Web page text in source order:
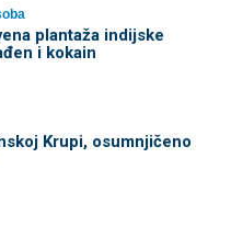
plantaža indijske
i kokain
Krupi, osumnjičeno